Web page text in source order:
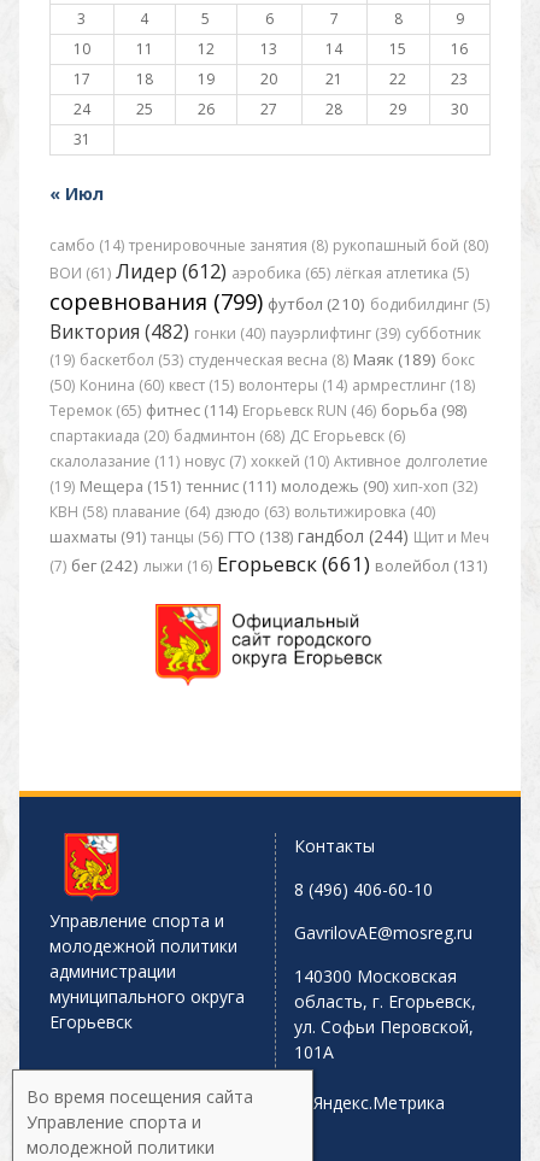
3
4 5 6 7 8
9
10
11 12 13 14 15
16
17
18 19 20 21 22
23
24
25 26 27 28 29
30
31
« Июл
самбо (14) тренировочные занятия (8) рукопашный бой (80)
ВОИ (61) Лидер (612) аэробика (65) лёгкая атлетика (5)
соревнования (799) футбол (210) бодибилдинг (5)
Виктория (482) гонки (40) пауэрлифтинг (39) субботник
(19) баскетбол (53) студенческая весна (8) Маяк (189) бокс
(50) Конина (60) квест (15) волонтеры (14) армрестлинг (18)
Теремок (65) фитнес (114) Егорьевск RUN (46) борьба (98)
спартакиада (20) бадминтон (68) ДС Егорьевск (6)
скалолазание (11) новус (7) хоккей (10) Активное долголетие
(19) Мещера (151) теннис (111) молодежь (90) хип-хоп (32)
КВН (58) плавание (64) дзюдо (63) вольтижировка (40)
шахматы (91) танцы (56) ГТО (138) гандбол (244) Щит и Меч
(7) бег (242) лыжи (16) Егорьевск (661) волейбол (131)
Управление спорта и
молодежной политики
администрации
муниципального округа
Егорьевск
Контакты
8 (496) 406-60-10
GavrilovAE@mosreg.ru
140300 Московская
область, г. Егорьевск,
ул. Софьи Перовской,
101А
Во время посещения сайта
Управление спорта и
молодежной политики